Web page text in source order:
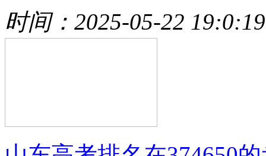
时间：2025-05-22 19:0:19